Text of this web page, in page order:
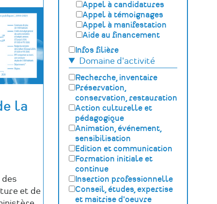
la
et de
Appel à candidatures
Appel à témoignages
Appel à manifestation
Aide au financement
Infos filière
Domaine d'activité
Recherche, inventaire
Préservation,
conservation, restauration
Action culturelle et
pédagogique
Animation, événement,
sensibilisation
Edition et communication
Formation initiale et
continue
Insertion professionnelle
Conseil, études, expertise
et maitrise d'oeuvre